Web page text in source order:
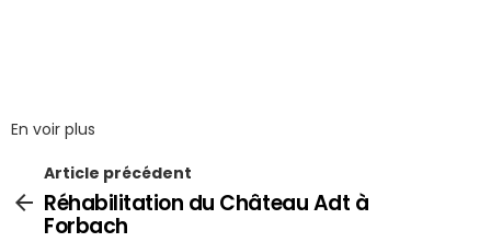
En voir plus
Article précédent
Réhabilitation du Château Adt à
Forbach